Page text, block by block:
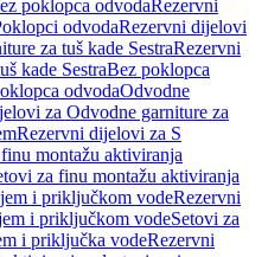
poklopca odvodaRezervni
odvodaRezervni dijelovi
za tuš kade SestraRezervni
kade SestraBez poklopca
odvodaOdvodne
za Odvodne garniture za
Rezervni dijelovi za S
montažu aktiviranja
za finu montažu aktiviranja
i priključkom vodeRezervni
i priključkom vodeSetovi za
i priključka vodeRezervni